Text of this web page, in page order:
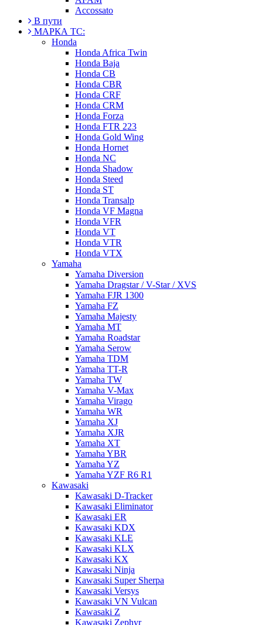
Accossato
В пути
МАРКА ТС:
Honda
Honda Africa Twin
Honda Baja
Honda CB
Honda CBR
Honda CRF
Honda CRM
Honda Forza
Honda FTR 223
Honda Gold Wing
Honda Hornet
Honda NC
Honda Shadow
Honda Steed
Honda ST
Honda Transalp
Honda VF Magna
Honda VFR
Honda VT
Honda VTR
Honda VTX
Yamaha
Yamaha Diversion
Yamaha Dragstar / V-Star / XVS
Yamaha FJR 1300
Yamaha FZ
Yamaha Majesty
Yamaha MT
Yamaha Roadstar
Yamaha Serow
Yamaha TDM
Yamaha TT-R
Yamaha TW
Yamaha V-Max
Yamaha Virago
Yamaha WR
Yamaha XJ
Yamaha XJR
Yamaha XT
Yamaha YBR
Yamaha YZ
Yamaha YZF R6 R1
Kawasaki
Kawasaki D-Tracker
Kawasaki Eliminator
Kawasaki ER
Kawasaki KDX
Kawasaki KLE
Kawasaki KLX
Kawasaki KX
Kawasaki Ninja
Kawasaki Super Sherpa
Kawasaki Versys
Kawasaki VN Vulcan
Kawasaki Z
Kawasaki Zephyr